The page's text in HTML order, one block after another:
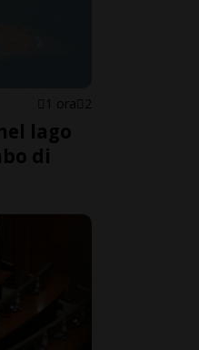
1 ora 2
lago
di